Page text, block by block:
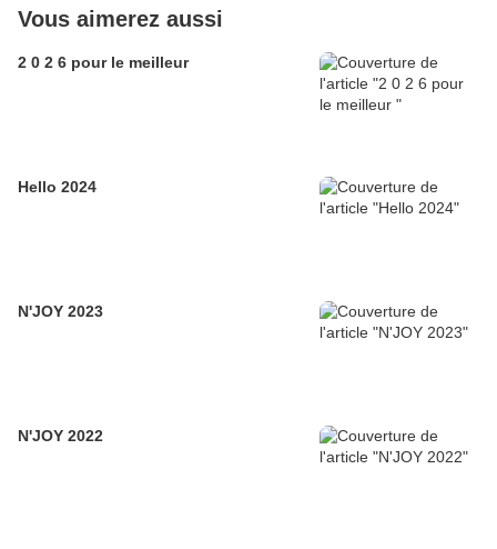
Vous aimerez aussi
2 0 2 6 pour le meilleur
Hello 2024
N'JOY 2023
N'JOY 2022